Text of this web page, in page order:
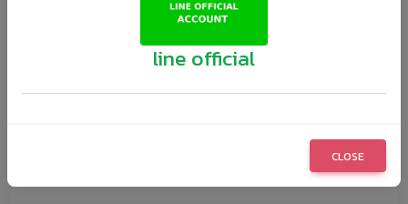
กองทุนสงเคราะห์ คว้ารางวัล ITA
AWARDS 2025
รณรงค์ การงดรับของขวัญ
line official
CLOSE